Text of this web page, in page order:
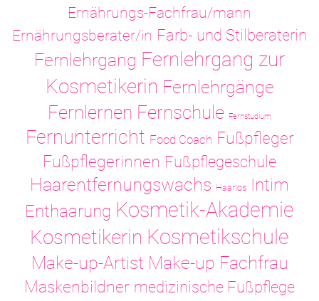
Ernährungs-Fachfrau/mann
Ernährungsberater/in Farb- und Stilberaterin
Fernlehrgang Fernlehrgang zur
Kosmetikerin Fernlehrgänge
Fernlernen Fernschule Fernstudium
Fernunterricht Food Coach Fußpfleger
Fußpflegerinnen Fußpflegeschule
Haarentfernungswachs Haarlos Intim
Enthaarung Kosmetik-Akademie
Kosmetikerin Kosmetikschule
Make-up-Artist Make-up Fachfrau
Maskenbildner medizinische Fußpflege